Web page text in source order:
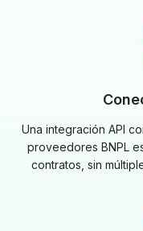
Una integración API
proveedores BNPL
contratos, sin